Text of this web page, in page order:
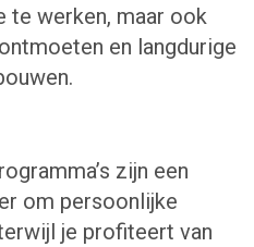
te werken, maar ook
en langdurige
zijn een
om persoonlijke
je profiteert van